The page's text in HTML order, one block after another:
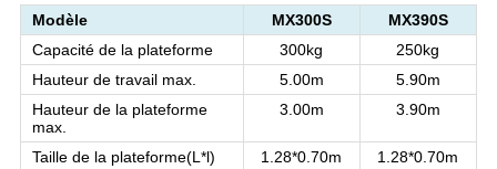
Modèle MX300S
MX390S
Capacité de la plateforme
300kg
250kg
Hauteur de travail max.
5.00m
5.90m
Hauteur de la plateforme
max.
3.00m 3.90m
Taille de la plateforme(L*l) 1.28*0.70m
1.28*0.70m